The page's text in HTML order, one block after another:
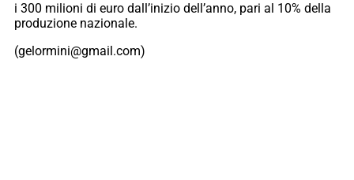
i 300 milioni di euro dall’inizio dell’anno, pari al 10% della
produzione nazionale.
(gelormini@gmail.com)